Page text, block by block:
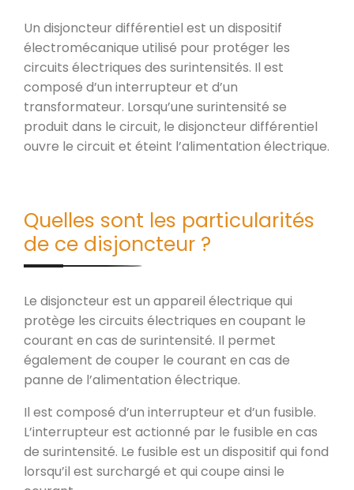
Un disjoncteur différentiel est un dispositif
électromécanique utilisé pour protéger les
circuits électriques des surintensités. Il est
composé d’un interrupteur et d’un
transformateur. Lorsqu’une surintensité se
produit dans le circuit, le disjoncteur différentiel
ouvre le circuit et éteint l’alimentation électrique.
Quelles sont les particularités
de ce disjoncteur ?
Le disjoncteur est un appareil électrique qui
protège les circuits électriques en coupant le
courant en cas de surintensité. Il permet
également de couper le courant en cas de
panne de l’alimentation électrique.
Il est composé d’un interrupteur et d’un fusible.
L’interrupteur est actionné par le fusible en cas
de surintensité. Le fusible est un dispositif qui fond
lorsqu’il est surchargé et qui coupe ainsi le